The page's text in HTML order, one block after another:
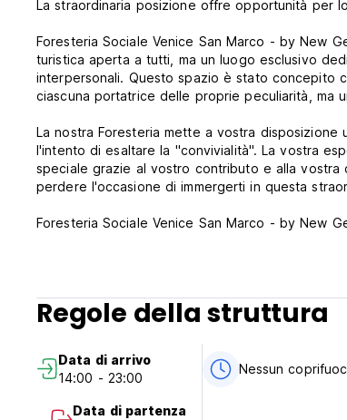
La straordinaria posizione offre opportunità per
Foresteria Sociale Venice San Marco - by New
turistica aperta a tutti, ma un luogo esclusivo
interpersonali. Questo spazio è stato concepito
ciascuna portatrice delle proprie peculiarità, ma
La nostra Foresteria mette a vostra
l'intento di esaltare la "convivialità". La vostra
speciale grazie al vostro contributo e alla vostra
perdere l'occasione di immergerti in questa
Foresteria Sociale Venice San Marco - by New
L'a reception aperta 24 ore e i servizi includono
Il personale cordiale è disponibile per
Regole della struttura
Data di arrivo
14:00 - 23:00
Data di partenza
Nessun